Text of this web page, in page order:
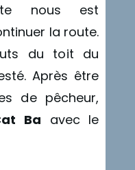
nous est
la route.
du toit du
Après être
de pêcheur,
Ba avec le